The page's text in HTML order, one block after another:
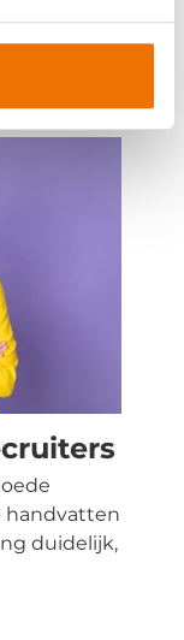
om bewust te
talenten,
handvatten
duidelijk,